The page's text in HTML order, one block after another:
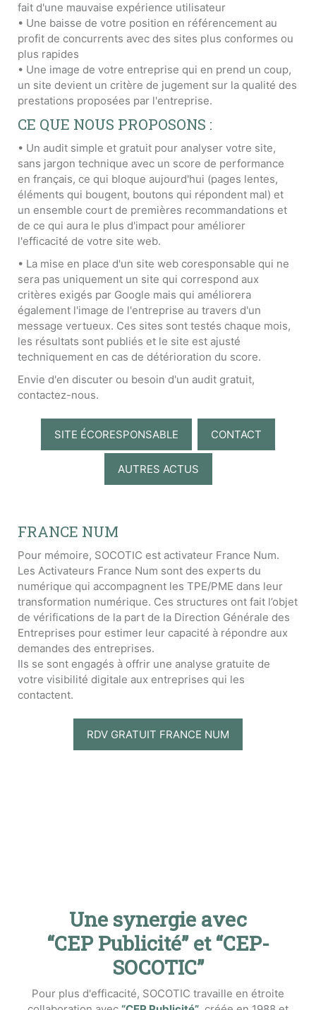
fait d'une mauvaise expérience utilisateur
• Une baisse de votre position en référencement au
profit de concurrents avec des sites plus conformes ou
plus rapides
• Une image de votre entreprise qui en prend un coup,
un site devient un critère de jugement sur la qualité des
prestations proposées par l'entreprise.
CE QUE NOUS PROPOSONS :
• Un audit simple et gratuit pour analyser votre site,
sans jargon technique avec un score de performance
en français, ce qui bloque aujourd'hui (pages lentes,
éléments qui bougent, boutons qui répondent mal) et
un ensemble court de premières recommandations et
de ce qui aura le plus d'impact pour améliorer
l'efficacité de votre site web.
• La mise en place d'un site web coresponsable qui ne
sera pas uniquement un site qui correspond aux
critères exigés par Google mais qui améliorera
également l'image de l'entreprise au travers d'un
message vertueux. Ces sites sont testés chaque mois,
les résultats sont publiés et le site est ajusté
techniquement en cas de détérioration du score.
Envie d'en discuter ou besoin d'un audit gratuit,
contactez-nous.
SITE ÉCORESPONSABLE CONTACT
AUTRES ACTUS
FRANCE NUM
Pour mémoire, SOCOTIC est activateur France Num.
Les Activateurs France Num sont des experts du
numérique qui accompagnent les TPE/PME dans leur
transformation numérique. Ces structures ont fait l’objet
de vérifications de la part de la Direction Générale des
Entreprises pour estimer leur capacité à répondre aux
demandes des entreprises.
Ils se sont engagés à offrir une analyse gratuite de
votre visibilité digitale aux entreprises qui les
contactent.
RDV GRATUIT FRANCE NUM
Une synergie avec
“CEP Publicité” et “CEP-
SOCOTIC”
Pour plus d'efficacité, SOCOTIC travaille en étroite